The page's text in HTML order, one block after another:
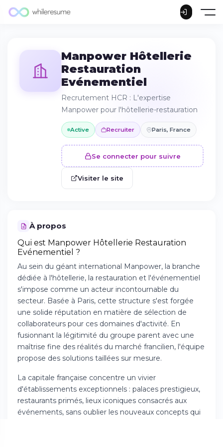
Manpower Hôtellerie
Restauration
Evénementiel
Recrutement HCR : L'expertise
Manpower pour l'hôtellerie-restauration
Active Recruiter Paris, France
Se connecter pour suivre
Visiter le site
À propos
Qui est Manpower Hôtellerie Restauration
Evénementiel ?
Au sein du géant international Manpower, la branche
dédiée à l'hôtellerie, la restauration et l'événementiel
s'impose comme un acteur incontournable du
secteur. Basée à Paris, cette structure s'est forgée
une solide réputation en matière de sélection de
collaborateurs pour ces domaines d'activité. En
fusionnant la légitimité du groupe parent avec une
maîtrise fine des réalités du marché francilien, l'équipe
propose des solutions taillées sur mesure.
La capitale française concentre un vivier
d'établissements exceptionnels : palaces prestigieux,
restaurants primés, lieux iconiques consacrés aux
événements, sans oublier les nouveaux concepts qui